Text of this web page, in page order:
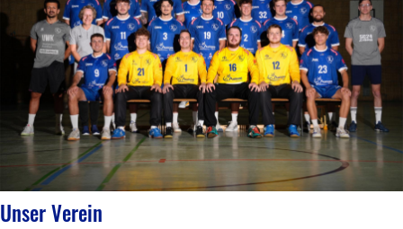
Unser Verein